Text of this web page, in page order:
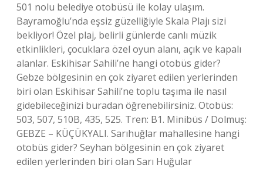
501 nolu belediye otobüsü ile kolay ulaşım.
Bayramoğlu’nda eşsiz güzelliğiyle Skala Plajı sizi
bekliyor! Özel plaj, belirli günlerde canlı müzik
etkinlikleri, çocuklara özel oyun alanı, açık ve kapalı
alanlar. Eskihisar Sahili’ne hangi otobüs gider?
Gebze bölgesinin en çok ziyaret edilen yerlerinden
biri olan Eskihisar Sahili’ne toplu taşıma ile nasıl
gidebileceğinizi buradan öğrenebilirsiniz. Otobüs:
503, 507, 510B, 435, 525. Tren: B1. Minibüs / Dolmuş:
GEBZE – KÜÇÜKYALI. Sarıhuğlar mahallesine hangi
otobüs gider? Seyhan bölgesinin en çok ziyaret
edilen yerlerinden biri olan Sarı Huğular